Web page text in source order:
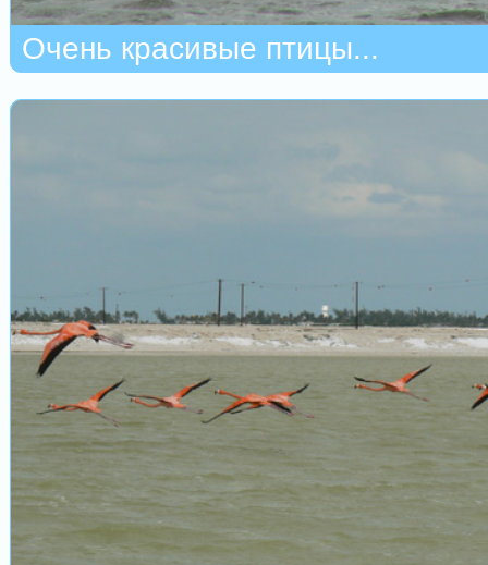
Очень красивые птицы...